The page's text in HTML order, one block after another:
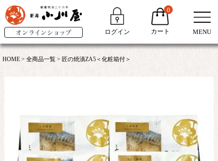
ログイン
0
カート MENU
HOME 全商品一覧 匠の焼漬ZA5＜化粧箱付＞